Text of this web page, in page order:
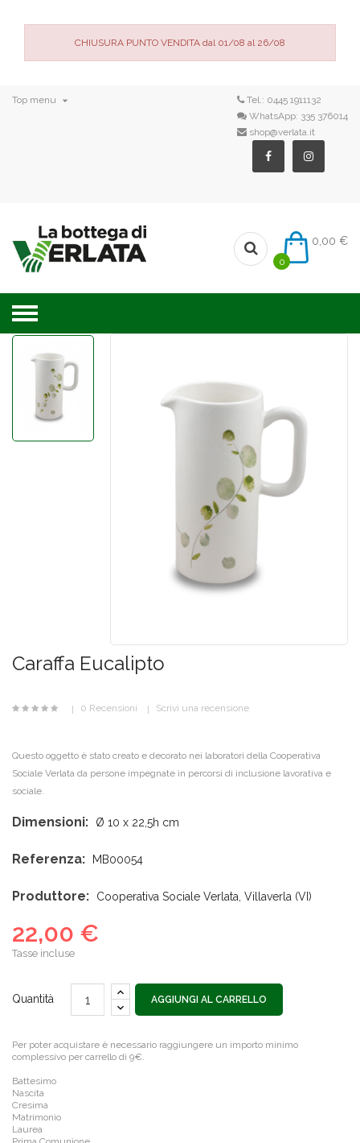
CHIUSURA PUNTO VENDITA dal 01/08 al 26/08
Top menu  Tel.: 0445 1911132
WhatsApp: 335 376014
shop@verlata.it
0,00 €
0
Caraffa Eucalipto
0 Recensioni Scrivi una recensione
Questo oggetto è stato creato e decorato nei laboratori della Cooperativa
Sociale Verlata da persone impegnate in percorsi di inclusione lavorativa e
sociale.
Dimensioni: Ø 10 x 22,5h cm
Referenza: MB00054
Produttore: Cooperativa Sociale Verlata, Villaverla (VI)
22,00 €
Tasse incluse
Quantità AGGIUNGI AL CARRELLO
Per poter acquistare è necessario raggiungere un importo minimo
complessivo per carrello di 9€.
Battesimo
Nascita
Cresima
Matrimonio
Laurea